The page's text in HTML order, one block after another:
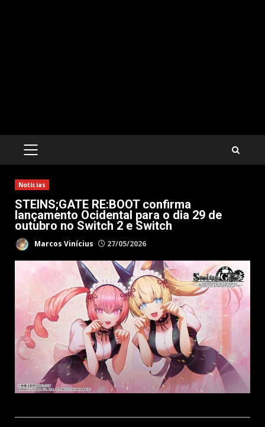
PRIMARY
Notícias
STEINS;GATE RE:BOOT confirma
lançamento Ocidental para o dia 29 de
outubro no Switch 2 e Switch
Marcos Vinícius 27/05/2026